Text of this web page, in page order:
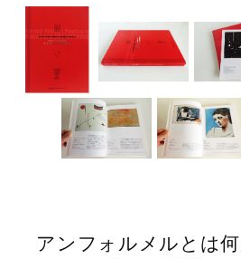
アンフォルメルとは